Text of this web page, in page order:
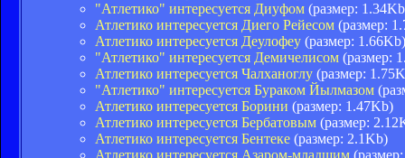
"Атлетико" интересуется Диуфом (размер:
Атлетико интересуется Диего Рейесом (размер:
Атлетико интересуется Деулофеу (размер: 1.66Kb)
"Атлетико" интересуется Демичелисом (размер:
Атлетико интересуется Чалханоглу (размер:
"Атлетико" интересуется Бураком Йылмазом
Атлетико интересуется Борини (размер: 1.47Kb)
Атлетико интересуется Бербатовым (размер:
Атлетико интересуется Бентеке (размер: 2.1Kb)
Атлетико интересуется Азаром-младшим